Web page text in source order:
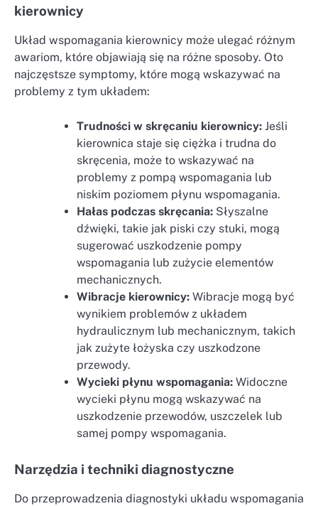
kierownicy
Układ wspomagania kierownicy może ulegać różnym
awariom, które objawiają się na różne sposoby. Oto
najczęstsze symptomy, które mogą wskazywać na
problemy z tym układem:
Trudności w skręcaniu kierownicy: Jeśli
kierownica staje się ciężka i trudna do
skręcenia, może to wskazywać na
problemy z pompą wspomagania lub
niskim poziomem płynu wspomagania.
Hałas podczas skręcania: Słyszalne
dźwięki, takie jak piski czy stuki, mogą
sugerować uszkodzenie pompy
wspomagania lub zużycie elementów
mechanicznych.
Wibracje kierownicy: Wibracje mogą być
wynikiem problemów z układem
hydraulicznym lub mechanicznym, takich
jak zużyte łożyska czy uszkodzone
przewody.
Wycieki płynu wspomagania: Widoczne
wycieki płynu mogą wskazywać na
uszkodzenie przewodów, uszczelek lub
samej pompy wspomagania.
Narzędzia i techniki diagnostyczne
Do przeprowadzenia diagnostyki układu wspomagania